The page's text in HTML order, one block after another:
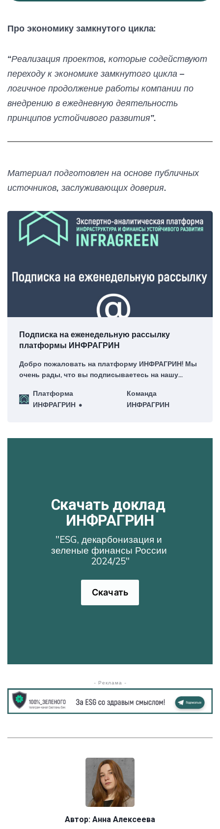
Про экономику замкнутого цикла:
“Реализация проектов, которые содействуют
переходу к экономике замкнутого цикла –
логичное продолжение работы компании по
внедрению в ежедневную деятельность
принципов устойчивого развития”.
Материал подготовлен на основе публичных
источников, заслуживающих доверия.
Подписка на еженедельную рассылку
платформы ИНФРАГРИН
Добро пожаловать на платформу ИНФРАГРИН! Мы
очень рады, что вы подписываетесь на нашу
честь!Платформа
ИНФРАГРИН
Команда
ИНФРАГРИН
Скачать доклад
ИНФРАГРИН
"ESG, декарбонизация и
зеленые финансы России
2024/25"
Скачать
- Реклама -
Автор: Анна Алексеева